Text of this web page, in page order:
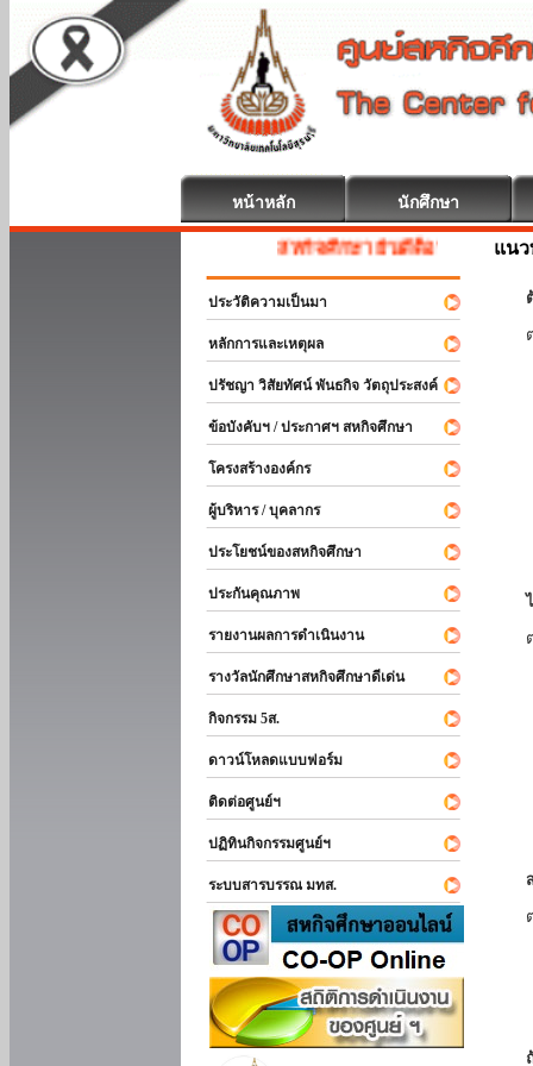
หน้าหลัก นักศึกษา
สหกิจศึกษา ยินดีต้อนรับ
ประวัติความเป็นมา
หลักการและเหตุผล
ปรัชญา วิสัยทัศน์ พันธกิจ วัตถุประสงค์
ข้อบังคับฯ / ประกาศฯ สหกิจศึกษา
โครงสร้างองค์กร
ผู้บริหาร / บุคลากร
ประโยชน์ของสหกิจศึกษา
ประกันคุณภาพ
รายงานผลการดำเนินงาน
รางวัลนักศึกษาสหกิจศึกษาดีเด่น
กิจกรรม 5ส.
ดาวน์โหลดแบบฟอร์ม
ติดต่อศูนย์ฯ
ปฏิทินกิจกรรมศูนย์ฯ
ระบบสารบรรณ มทส.
แน